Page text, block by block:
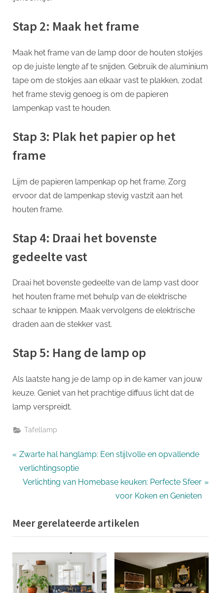
Stap 2: Maak het frame
Maak het frame van de lamp door de houten stokjes
op de juiste lengte af te snijden. Gebruik de aluminium
tape om de stokjes aan elkaar vast te plakken, zodat
het frame stevig genoeg is om de papieren
lampenkap vast te houden.
Stap 3: Plak het papier op het
frame
Lijm de papieren lampenkap op het frame. Zorg
ervoor dat de lampenkap stevig vastzit aan het
houten frame.
Stap 4: Draai het bovenste
gedeelte vast
Draai het bovenste gedeelte van de lamp vast door
het houten frame met behulp van de elektrische
schaar te knippen. Maak vervolgens de elektrische
draden aan de stekker vast.
Stap 5: Hang de lamp op
Als laatste hang je de lamp op in de kamer van jouw
keuze. Geniet van het prachtige diffuus licht dat de
lamp verspreidt.
Tafellamp
Bericht
navigatie
P
r
e
o
u
s
P
o
Zwarte hal hanglamp: Een stijlvolle en opvallende
verlichtingsoptie
N
t
P
o
s
t
Verlichting van Homebase keuken: Perfecte Sfeer
voor Koken en Genieten
Meer gerelateerde artikelen